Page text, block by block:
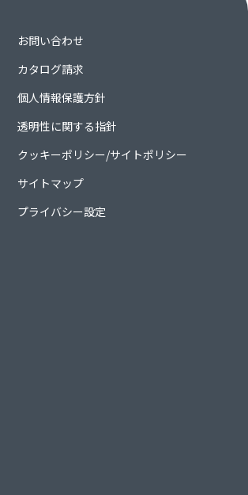
お問い合わせ
カタログ請求
個人情報保護方針
透明性に関する指針
クッキーポリシー/サイトポリシー
サイトマップ
プライバシー設定